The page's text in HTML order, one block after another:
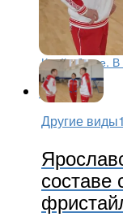
Ярославская
финальную
сноуборду,
Крайшберге.
Другие виды
составе